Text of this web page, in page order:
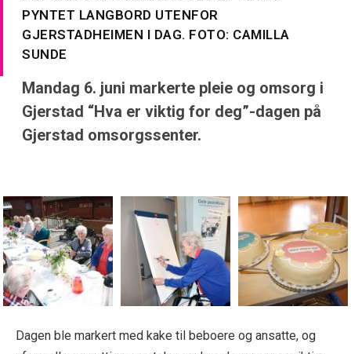
PYNTET LANGBORD UTENFOR
GJERSTADHEIMEN I DAG. FOTO: CAMILLA
SUNDE
Mandag 6. juni markerte pleie og omsorg i
Gjerstad “Hva er viktig for deg”-dagen på
Gjerstad omsorgssenter.
Dagen ble markert med kake til beboere og ansatte, og